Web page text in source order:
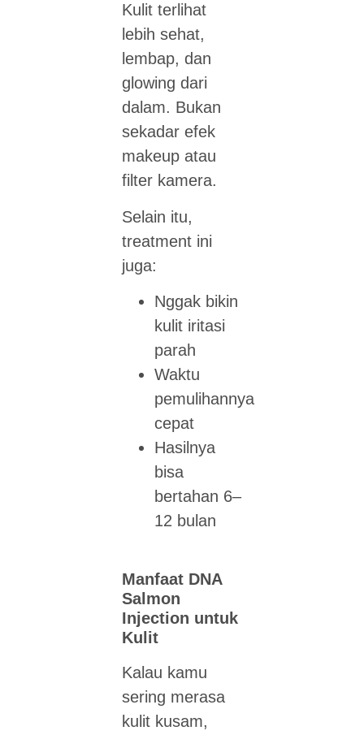
Kulit terlihat
lebih sehat,
lembap, dan
glowing dari
dalam. Bukan
sekadar efek
makeup atau
filter kamera.
Selain itu,
treatment ini
juga:
Nggak bikin
kulit iritasi
parah
Waktu
pemulihannya
cepat
Hasilnya
bisa
bertahan 6–
12 bulan
Manfaat DNA
Salmon
Injection untuk
Kulit
Kalau kamu
sering merasa
kulit kusam,